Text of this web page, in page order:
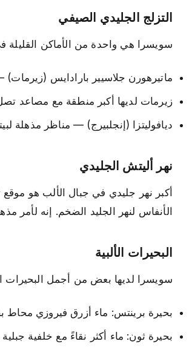
التزلج الجليدي الصيفي
سويسرا هي واحدة من الأماكن القليلة
ماتيرهورن جلاسيير بارادايس
زيرمات لديها أكبر منطقة مع مصاعد تصل إلى
ديافوليتزا (إنجلبيرج) — مناظر مذهلة
نهر أليتش الجليدي
أكبر نهر جليدي في جبال الألب هو
الأنفاس لنهر الجليد الضخم. إنه لأمر
البحيرات الألبية
سويسرا لديها بعض من أجمل البحيرات
بحيرة برينتس: ماء أزرق فيروزي محاط
بحيرة ثون: ماء أكثر نقاءً مع خلفية